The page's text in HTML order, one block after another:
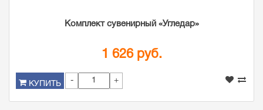
Комплект сувенирный «Угледар»
1 626 руб.
КУПИТЬ - +